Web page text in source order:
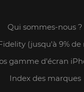
Qui sommes-nous ?
(jusqu'à 9% de
gamme d'écran
Index des marques